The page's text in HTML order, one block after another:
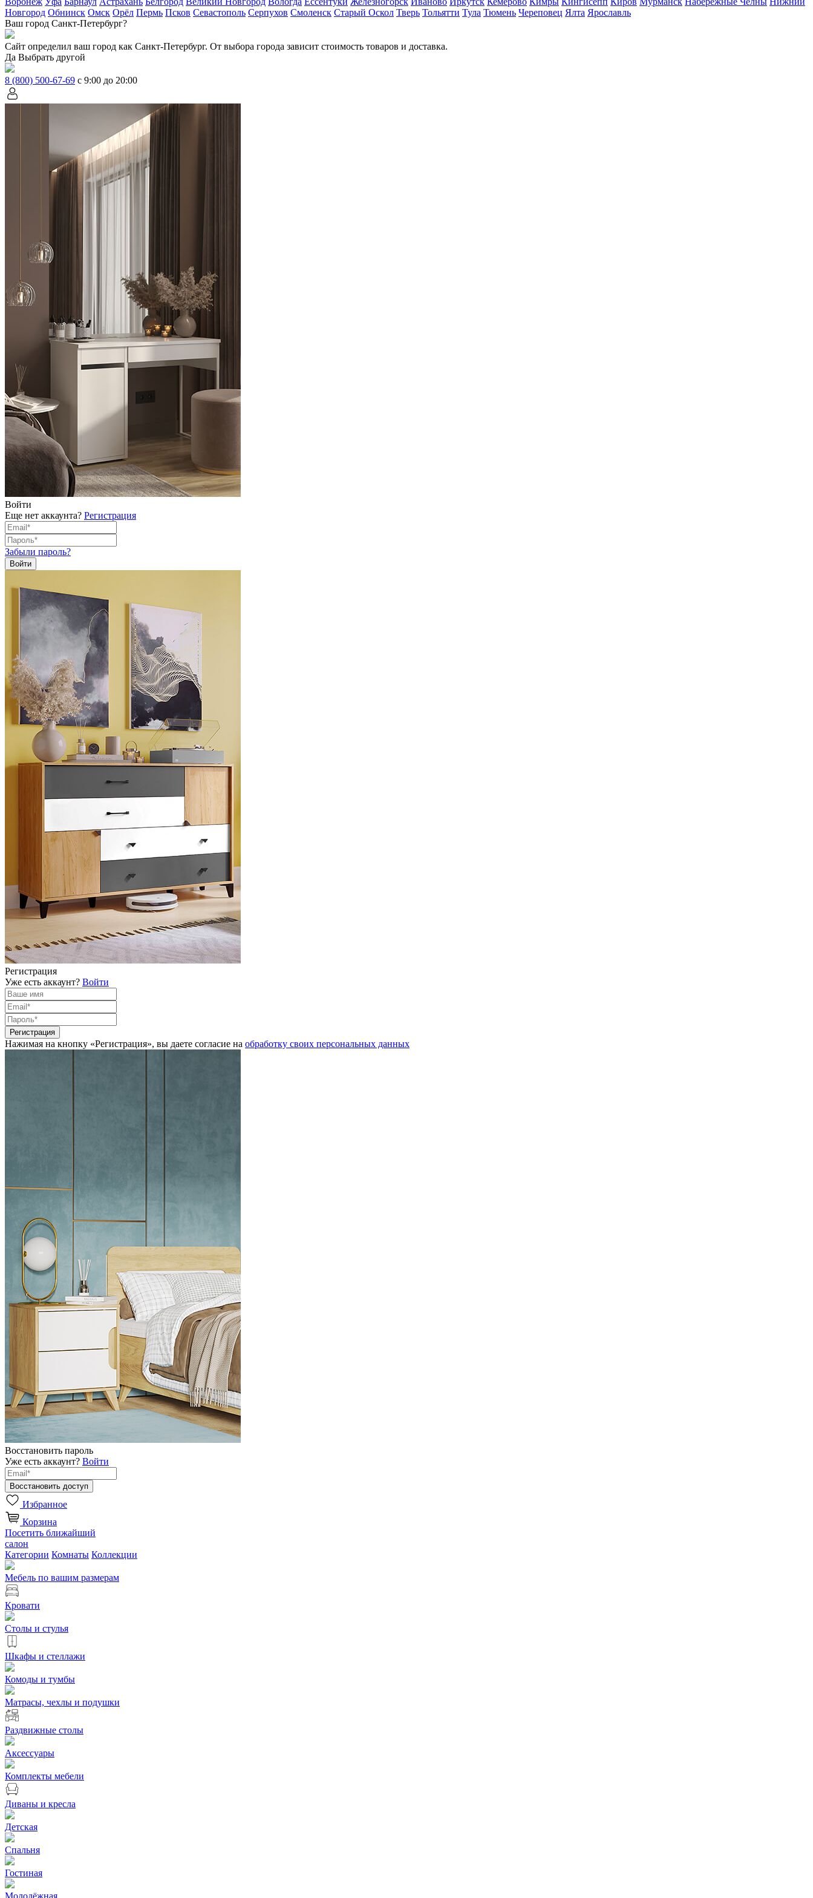
Новгород Обнинск Омск Орёл Пермь Псков Севастополь Серпухов Смоленск Старый Оскол Тверь Тольятти Тула Тюмень Череповец Ялта Ярославль
Ваш город Санкт-Петербург?
Сайт определил ваш город как Санкт-Петербург. От выбора города зависит стоимость товаров и доставка.
Да Выбрать другой
8 (800) 500-67-69 с 9:00 до 20:00
Войти
Еще нет аккаунта? Регистрация
Забыли пароль?
Регистрация
Уже есть аккаунт? Войти
Нажимая на кнопку «Регистрация», вы даете согласие на обработку своих персональных данных
Восстановить пароль
Уже есть аккаунт? Войти
Избранное
Корзина
Посетить ближайший
салон
Категории Комнаты Коллекции
Мебель по вашим размерам
Кровати
Столы и стулья
Шкафы и стеллажи
Комоды и тумбы
Матрасы, чехлы и подушки
Раздвижные столы
Аксессуары
Комплекты мебели
Диваны и кресла
Детская
Спальня
Гостиная
Молодёжная